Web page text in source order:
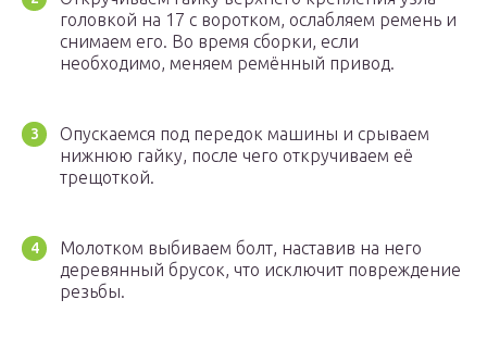
головкой на 17 с воротком, ослабляем ремень и
снимаем его. Во время сборки, если
необходимо, меняем ремённый привод.
Опускаемся под передок машины и срываем
нижнюю гайку, после чего откручиваем её
трещоткой.
Молотком выбиваем болт, наставив на него
деревянный брусок, что исключит повреждение
резьбы.